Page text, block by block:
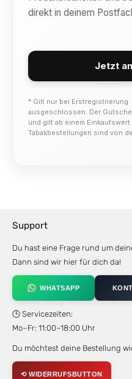
direkt in deinem
Jetzt
* Gilt nur bei
ausgeschlossen. Der
und gilt ab einem
Tabakbestellungen sind von
Support
Du hast eine Frage rund um
Dann sind wir hier für dich da!
WHATSAPP
🕒 Servicezeiten:
Mo–Fr: 11:00–18:00 Uhr
Du möchtest deine Bestellung
⟲ WIDERRUFSBUTTON